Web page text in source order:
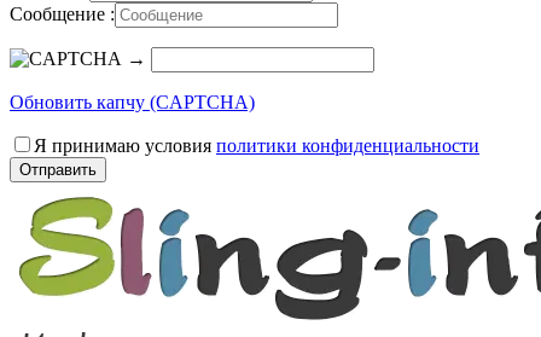
Сообщение :
→
Обновить капчу (CAPTCHA)
Я принимаю условия политики конфиденциальности
Отправить